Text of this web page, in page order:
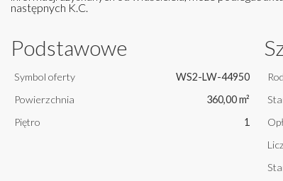
następnych K.C.
Podstawowe
Symbol oferty
WS2-LW-44950
Powierzchnia
360,00 m²
Piętro
1